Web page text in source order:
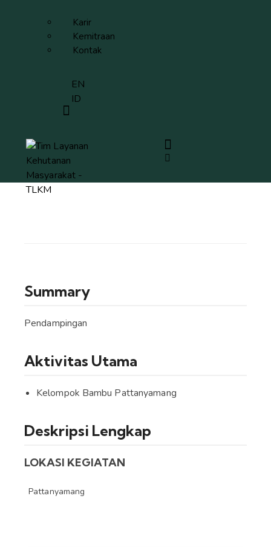
Karir
Kemitraan
Kontak
EN
ID
Summary
Pendampingan
Aktivitas Utama
Kelompok Bambu Pattanyamang
Deskripsi Lengkap
LOKASI KEGIATAN
Pattanyamang